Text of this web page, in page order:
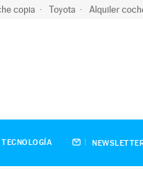
copia Toyota Alquiler
TECNOLOGÍA